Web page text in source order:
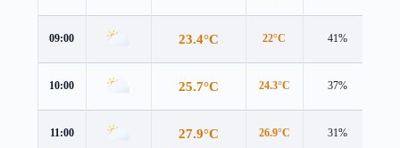
09:00 23.4°C 22°C 41%
10:00 25.7°C 24.3°C 37%
11:00 27.9°C 26.9°C 31%